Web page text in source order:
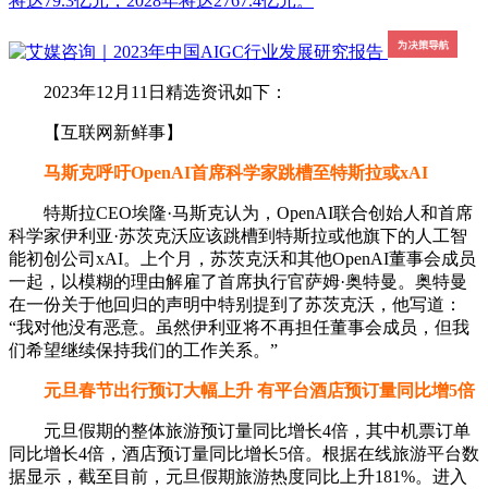
2023年12月11日精选资讯如下：
【互联网新鲜事】
马斯克呼吁OpenAI首席科学家跳槽至特斯拉或xAI
特斯拉CEO埃隆·马斯克认为，OpenAI联合创始人和首席
科学家伊利亚·苏茨克沃应该跳槽到特斯拉或他旗下的人工智
能初创公司xAI。上个月，苏茨克沃和其他OpenAI董事会成员
一起，以模糊的理由解雇了首席执行官萨姆·奥特曼。奥特曼
在一份关于他回归的声明中特别提到了苏茨克沃，他写道：
“我对他没有恶意。虽然伊利亚将不再担任董事会成员，但我
们希望继续保持我们的工作关系。”
元旦春节出行预订大幅上升 有平台酒店预订量同比增5倍
元旦假期的整体旅游预订量同比增长4倍，其中机票订单
同比增长4倍，酒店预订量同比增长5倍。根据在线旅游平台数
据显示，截至目前，元旦假期旅游热度同比上升181%。进入